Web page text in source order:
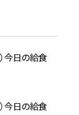
今日の給食
今日の給食